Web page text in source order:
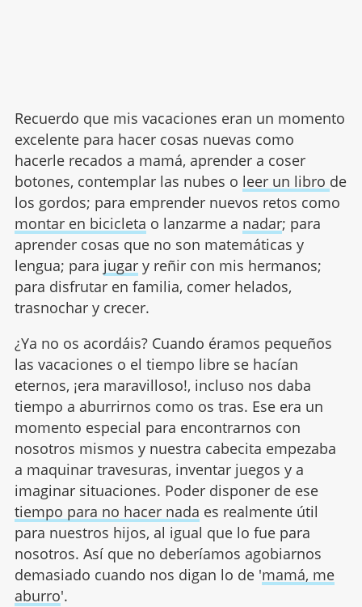
Recuerdo que mis vacaciones eran un momento
excelente para hacer cosas nuevas como
hacerle recados a mamá, aprender a coser
botones, contemplar las nubes o leer un libro de
los gordos; para emprender nuevos retos como
montar en bicicleta o lanzarme a nadar; para
aprender cosas que no son matemáticas y
lengua; para jugary reñir con mis hermanos;
para disfrutar en familia, comer helados,
trasnochar y crecer.
¿Ya no os acordáis? Cuando éramos pequeños
las vacaciones o el tiempo libre se hacían
eternos, ¡era maravilloso!, incluso nos daba
tiempo a aburrirnos como os tras. Ese era un
momento especial para encontrarnos con
nosotros mismos y nuestra cabecita empezaba
a maquinar travesuras, inventar juegos y a
imaginar situaciones. Poder disponer de ese
tiempo para no hacer nada es realmente útil
para nuestros hijos, al igual que lo fue para
nosotros. Así que no deberíamos agobiarnos
demasiado cuando nos digan lo de 'mamá, me
aburro'.